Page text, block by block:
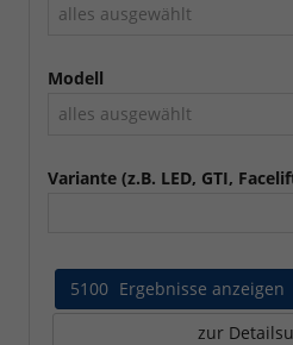
alles ausgewählt
Modell
alles ausgewählt
Variante (z.B. LED, GTI,
5100 Ergebnisse anzeigen
zur